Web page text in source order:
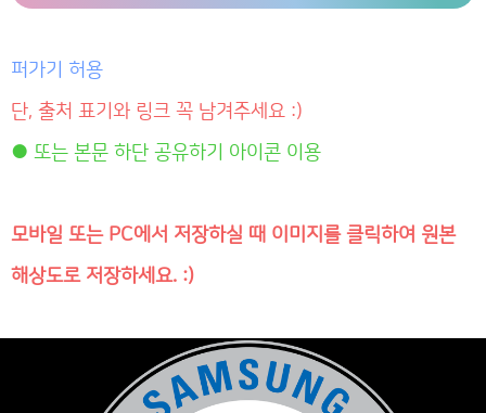
퍼가기 허용
단, 출처 표기와 링크 꼭 남겨주세요 :)
● 또는 본문 하단 공유하기 아이콘 이용
모바일 또는 PC에서 저장하실 때 이미지를 클릭하여 원본
해상도로 저장하세요. :)